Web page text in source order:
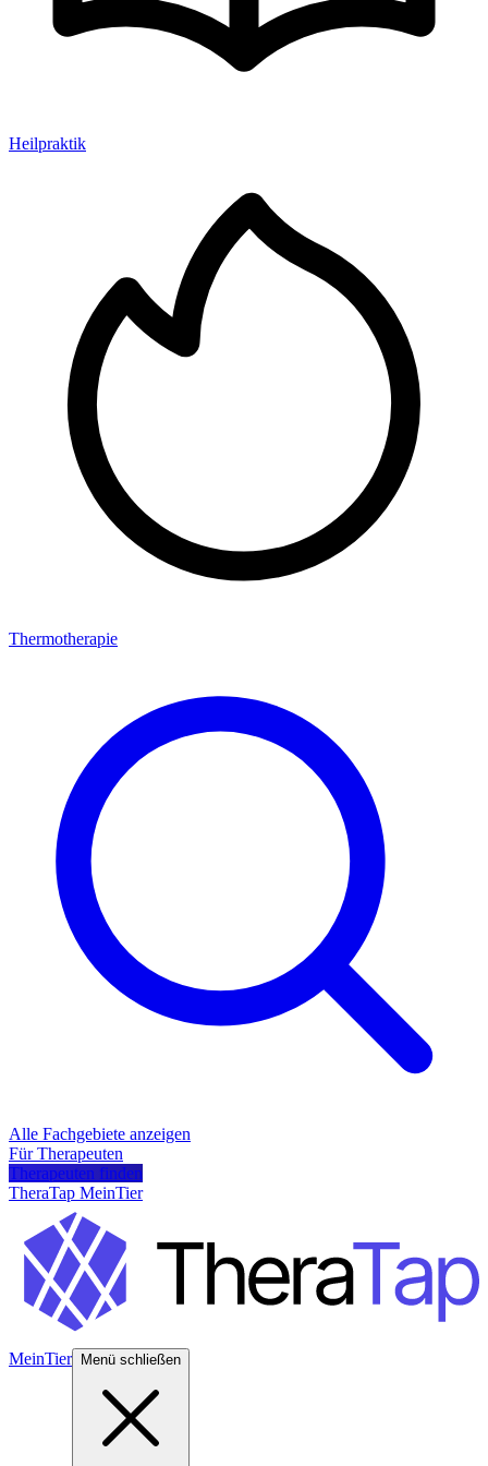
Heilpraktik
Thermotherapie
Alle Fachgebiete anzeigen
Für Therapeuten
Therapeuten finden
TheraTap MeinTier
MeinTier Menü schließen